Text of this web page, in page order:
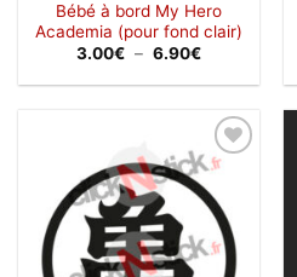
Bébé à bord My Hero
Academia (pour fond clair)
3.00€ – 6.90€Plage
prix :
6.90€
Ajouter
wishlist